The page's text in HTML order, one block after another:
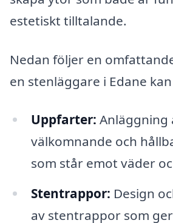
estetiskt tilltalande.
Nedan följer en
en stenläggare i Edane
Uppfarter: Anläggning
välkomnande och
som står emot väder
Stentrappor: Design
av stentrappor som